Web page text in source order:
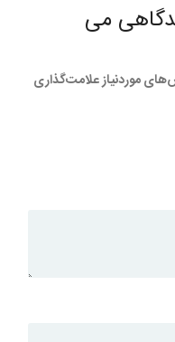
می
موردنیاز علامت‌گذاری